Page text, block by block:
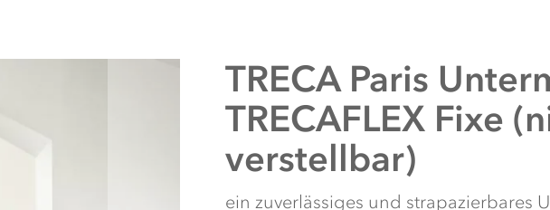
TRECA Paris
TRECAFLEX Fixe
verstellbar)
ein zuverlässiges und strapazierbares